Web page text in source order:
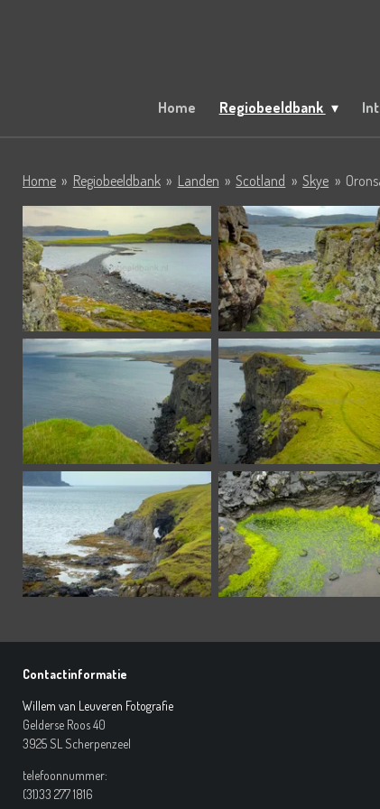
Home Regiobeeldbank
Home » Regiobeeldbank » Landen » Scotland » Skye »
Contactinformatie
Willem van Leuveren Fotografie
Gelderse Roos 40
3925 SL Scherpenzeel
telefoonnummer:
(31)33 277 1816